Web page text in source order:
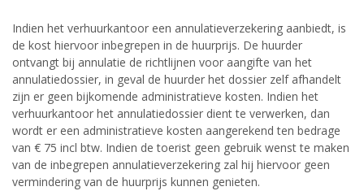
Indien het verhuurkantoor een annulatieverzekering aanbiedt, is
de kost hiervoor inbegrepen in de huurprijs. De huurder
ontvangt bij annulatie de richtlijnen voor aangifte van het
annulatiedossier, in geval de huurder het dossier zelf afhandelt
zijn er geen bijkomende administratieve kosten. Indien het
verhuurkantoor het annulatiedossier dient te verwerken, dan
wordt er een administratieve kosten aangerekend ten bedrage
van € 75 incl btw. Indien de toerist geen gebruik wenst te maken
van de inbegrepen annulatieverzekering zal hij hiervoor geen
vermindering van de huurprijs kunnen genieten.